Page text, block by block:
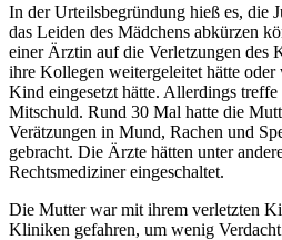
In der Urteilsbegründung hieß es, die
das Leiden des Mädchens abkürzen
einer Ärztin auf die Verletzungen des
ihre Kollegen weitergeleitet hätte oder
Kind eingesetzt hätte. Allerdings
Mitschuld. Rund 30 Mal hatte die
Verätzungen in Mund, Rachen und
gebracht. Die Ärzte hätten unter
Rechtsmediziner eingeschaltet.
Die Mutter war mit ihrem verletzten
Kliniken gefahren, um wenig Verdacht